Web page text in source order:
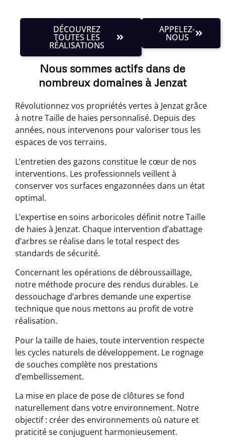
DÉCOUVREZ
TOUTES LES
RÉALISATIONS
APPELEZ-
NOUS
Nous sommes actifs dans de
nombreux domaines à Jenzat
Révolutionnez vos propriétés vertes à Jenzat grâce
à notre Taille de haies personnalisé. Depuis des
années, nous intervenons pour valoriser tous les
espaces de vos terrains.
L’entretien des gazons constitue le cœur de nos
interventions. Les professionnels veillent à
conserver vos surfaces engazonnées dans un état
optimal.
L’expertise en soins arboricoles définit notre Taille
de haies à Jenzat. Chaque intervention d’abattage
d’arbres se réalise dans le total respect des
standards de sécurité.
Concernant les opérations de débroussaillage,
notre méthode procure des rendus durables. Le
dessouchage d’arbres demande une expertise
technique que nous mettons au profit de votre
réalisation.
Pour la taille de haies, toute intervention respecte
les cycles naturels de développement. Le rognage
de souches complète nos prestations
d’embellissement.
La mise en place de pose de clôtures se fond
naturellement dans votre environnement. Notre
objectif : créer des environnements où nature et
praticité se conjuguent harmonieusement.